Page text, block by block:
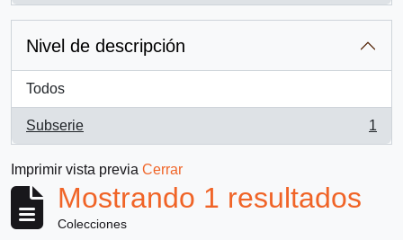
Nivel de descripción
Todos
Subserie
, 1 resultados
1
Imprimir vista previa Cerrar
Mostrando 1 resultados
Colecciones